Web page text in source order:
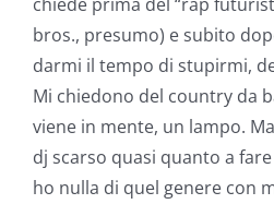
bros., presumo) e subito
darmi il tempo di stupirmi,
Mi chiedono del country da
viene in mente, un lampo.
dj scarso quasi quanto a
ho nulla di quel genere con